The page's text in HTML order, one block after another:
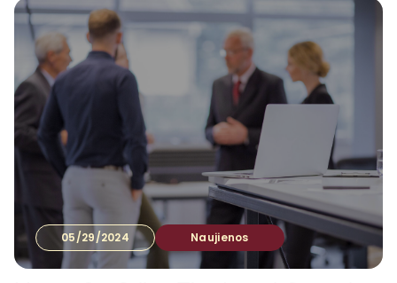
05/29/2024 Naujienos